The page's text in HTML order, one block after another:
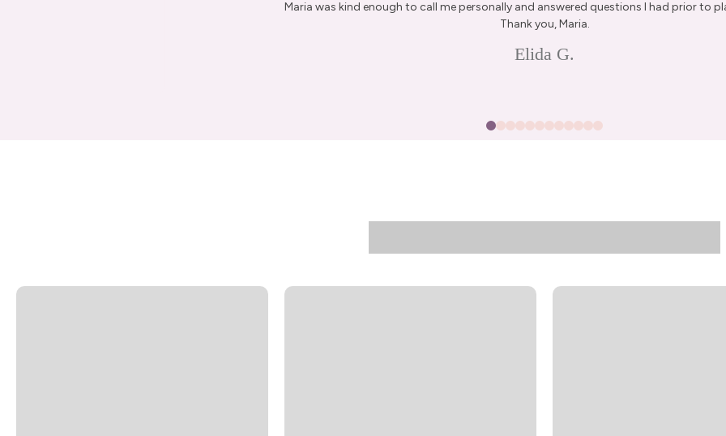
Maria was kind enough to call me personally and answered questions I had prior to
Thank you, Maria.
Elida G.